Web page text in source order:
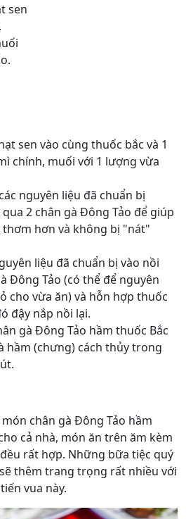
sen
sen vào cùng thuốc bắc và 1
chính, muối với 1 lượng vừa
nguyên liệu đã chuẩn bị
2 chân gà Đông Tảo để giúp
thơm hơn và không bị "nát"
liệu đã chuẩn bị vào nồi
Đông Tảo (có thể để nguyên
cho vừa ăn) và hỗn hợp thuốc
đậy nắp nồi lại.
gà Đông Tảo hầm thuốc Bắc
hầm (chưng) cách thủy trong
chân gà Đông Tảo hầm
cả nhà, món ăn trên ăm kèm
rất hợp. Những bữa tiệc quý
thêm trang trọng rất nhiều với
vua này.